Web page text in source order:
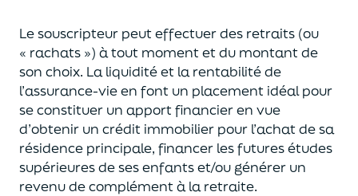
Le souscripteur peut effectuer des retraits (ou
« rachats ») à tout moment et du montant de
son choix. Laliquiditéet la rentabilité de
l’assurance-vie en font un placement idéal pour
se constituer un apport financier en vue
d’obtenir un crédit immobilier pour l’achat desa
résidence principale, financer les futures études
supérieures de ses enfantset/ou générer un
revenu de complément à la retraite.